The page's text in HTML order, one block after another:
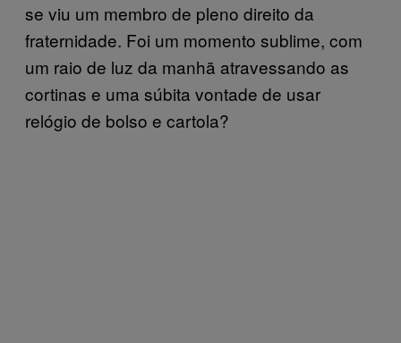
se viu um membro de pleno direito da
fraternidade. Foi um momento sublime, com
um raio de luz da manhã atravessando as
cortinas e uma súbita vontade de usar
relógio de bolso e cartola?